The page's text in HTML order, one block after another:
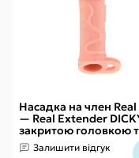
Насадка на член
— Real Extender
закритою головкою
кільцем для
Залишити відгук